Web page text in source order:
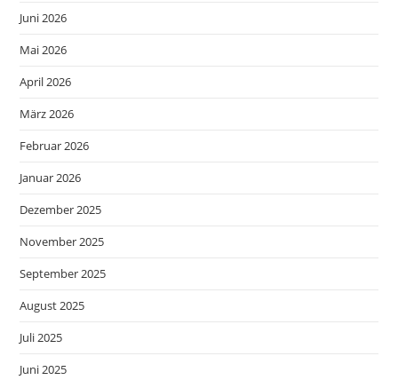
Juni 2026
Mai 2026
April 2026
März 2026
Februar 2026
Januar 2026
Dezember 2025
November 2025
September 2025
August 2025
Juli 2025
Juni 2025